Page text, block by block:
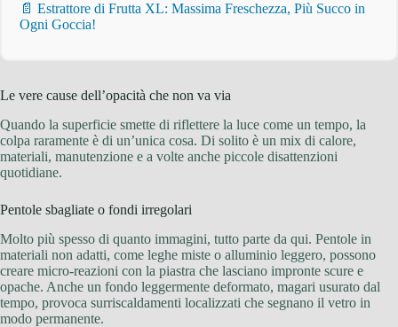
📄 Estrattore di Frutta XL: Massima Freschezza, Più Succo in
Ogni Goccia!
Le vere cause dell’opacità che non va via
Quando la superficie smette di riflettere la luce come un tempo, la
colpa raramente è di un’unica cosa. Di solito è un mix di calore,
materiali, manutenzione e a volte anche piccole disattenzioni
quotidiane.
Pentole sbagliate o fondi irregolari
Molto più spesso di quanto immagini, tutto parte da qui. Pentole in
materiali non adatti, come leghe miste o alluminio leggero, possono
creare micro-reazioni con la piastra che lasciano impronte scure e
opache. Anche un fondo leggermente deformato, magari usurato dal
tempo, provoca surriscaldamenti localizzati che segnano il vetro in
modo permanente.